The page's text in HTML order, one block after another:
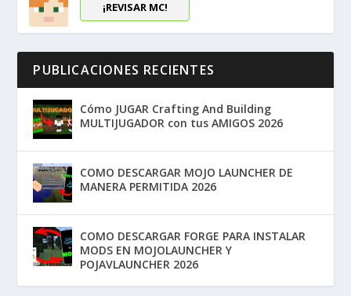
¡REVISAR MC!
PUBLICACIONES RECIENTES
Cómo JUGAR Crafting And Building
MULTIJUGADOR con tus AMIGOS 2026
COMO DESCARGAR MOJO LAUNCHER DE
MANERA PERMITIDA 2026
COMO DESCARGAR FORGE PARA INSTALAR
MODS EN MOJOLAUNCHER Y
POJAVLAUNCHER 2026